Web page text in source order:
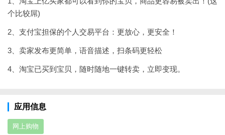
个比较屌)
2、支付宝担保的个人交易平台：更放心，更安全！
3、卖家发布更简单，语音描述，扫条码更轻松
4、淘宝已买到宝贝，随时随地一键转卖，立即变现。
应用信息
网上购物